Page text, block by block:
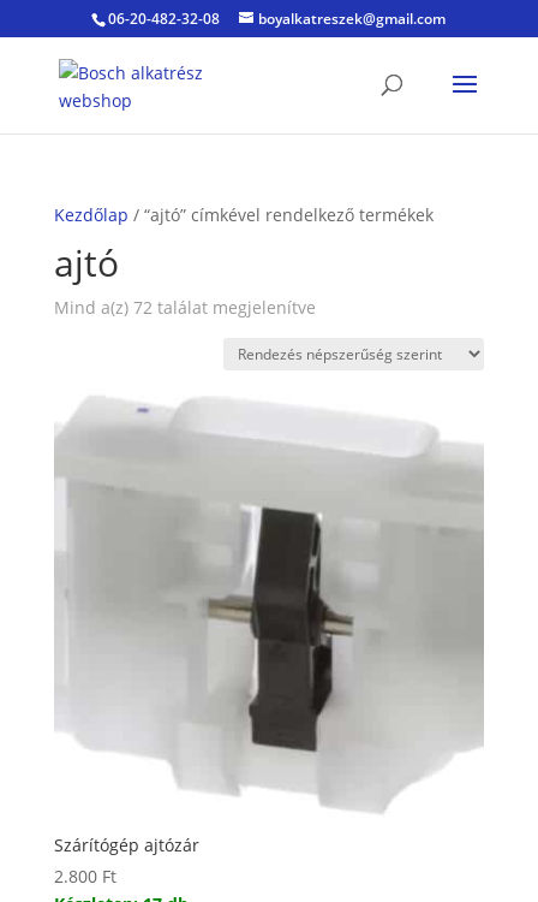
06-20-482-32-08 boyalkatreszek@gmail.com
Kezdőlap / “ajtó” címkével rendelkező termékek
ajtó
Mind a(z) 72 találat megjelenítveSorted
popularity
Szárítógép ajtózár
2.800 Ft